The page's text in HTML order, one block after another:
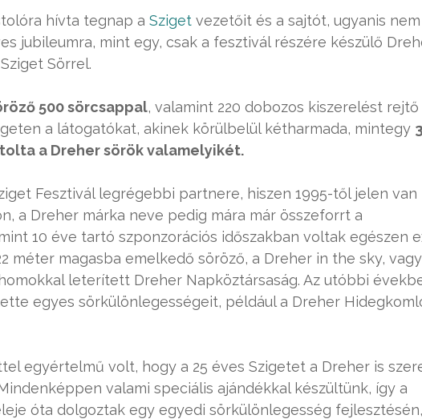
hívta tegnap a Sziget vezetőit és a sajtót, ugyanis
jubileumra, mint egy, csak a fesztivál részére készülő
Sörrel.
500 sörcsappal, valamint 220 dobozos kiszerelést rejtő
a látogatókat, akinek körülbelül kétharmada, mintegy
a Dreher sörök valamelyikét.
Fesztivál legrégebbi partnere, hiszen 1995-től jelen van
a Dreher márka neve pedig mára már összeforrt a
10 éve tartó szponzorációs időszakban voltak egészen
méter magasba emelkedő söröző, a Dreher in the sky,
leterített Dreher Napköztársaság. Az utóbbi
egyes sörkülönlegességeit, például a Dreher
egyértelmű volt, hogy a 25 éves Szigetet a Dreher is
valami speciális ajándékkal készültünk, így a
óta dolgoztak egy egyedi sörkülönlegesség